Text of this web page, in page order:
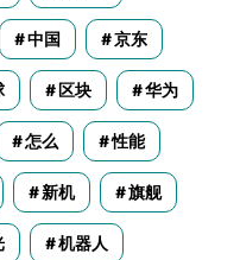
中国 京东
区块 华为
怎么 性能
新机 旗舰
机器人